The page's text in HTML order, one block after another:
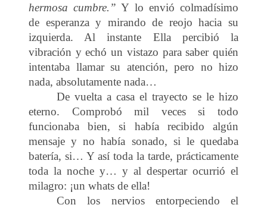
hermosa cumbre.” Y lo envió colmadísimo
de esperanza y mirando de reojo hacia su
izquierda. Al instante Ella percibió la
vibración y echó un vistazo para saber quién
intentaba llamar su atención, pero no hizo
nada, absolutamente nada…
De vuelta a casa el trayecto se le hizo
eterno. Comprobó mil veces si todo
funcionaba bien, si había recibido algún
mensaje y no había sonado, si le quedaba
batería, si… Y así toda la tarde, prácticamente
toda la noche y… y al despertar ocurrió el
milagro: ¡un whats de ella!
Con los nervios entorpeciendo el